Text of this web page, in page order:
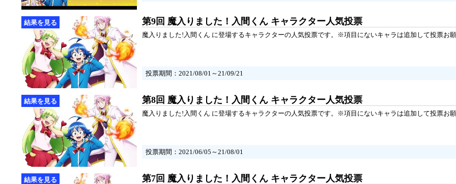
第9回 魔入りました！入間くん キャラクター人気投票
魔入りました!入間くん に登場するキャラクターの人気投票です。※項目にないキャラは追加して投票お
投票期間：2021/08/01～21/09/21
第8回 魔入りました！入間くん キャラクター人気投票
魔入りました!入間くん に登場するキャラクターの人気投票です。※項目にないキャラは追加して投票お
投票期間：2021/06/05～21/08/01
第7回 魔入りました！入間くん キャラクター人気投票